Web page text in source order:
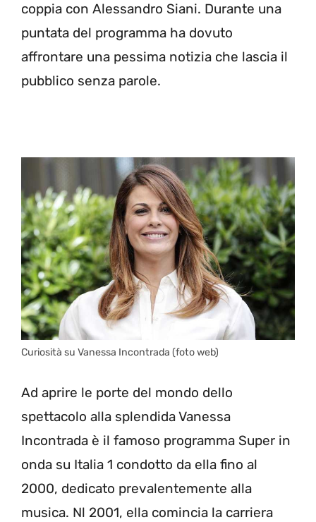
coppia con Alessandro Siani. Durante una
puntata del programma ha dovuto
affrontare una pessima notizia che lascia il
pubblico senza parole.
Curiosità su Vanessa Incontrada (foto web)
Ad aprire le porte del mondo dello
spettacolo alla splendida Vanessa
Incontrada è il famoso programma Super in
onda su Italia 1 condotto da ella fino al
2000, dedicato prevalentemente alla
musica. Nl 2001, ella comincia la carriera